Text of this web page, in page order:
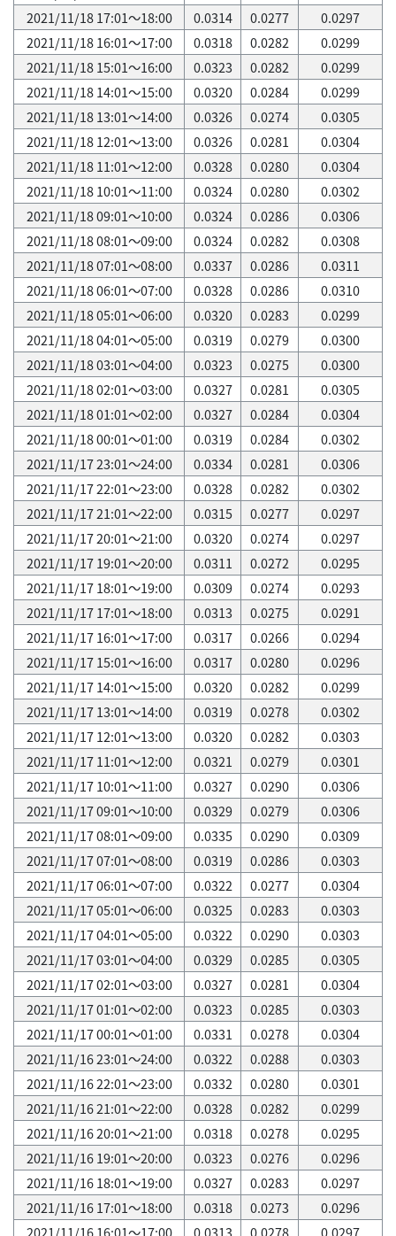
2021/11/18 17:01～18:00
0.0314 0.0277
0.0297
2021/11/18 16:01～17:00
0.0318 0.0282
0.0299
2021/11/18 15:01～16:00
0.0323 0.0282
0.0299
2021/11/18 14:01～15:00
0.0320 0.0284
0.0299
2021/11/18 13:01～14:00
0.0326 0.0274
0.0305
2021/11/18 12:01～13:00
0.0326 0.0281
0.0304
2021/11/18 11:01～12:00
0.0328 0.0280
0.0304
2021/11/18 10:01～11:00
0.0324 0.0280
0.0302
2021/11/18 09:01～10:00
0.0324 0.0286
0.0306
2021/11/18 08:01～09:00
0.0324 0.0282
0.0308
2021/11/18 07:01～08:00
0.0337 0.0286
0.0311
2021/11/18 06:01～07:00
0.0328 0.0286
0.0310
2021/11/18 05:01～06:00
0.0320 0.0283
0.0299
2021/11/18 04:01～05:00
0.0319 0.0279
0.0300
2021/11/18 03:01～04:00
0.0323 0.0275
0.0300
2021/11/18 02:01～03:00
0.0327 0.0281
0.0305
2021/11/18 01:01～02:00
0.0327 0.0284
0.0304
2021/11/18 00:01～01:00
0.0319 0.0284
0.0302
2021/11/17 23:01～24:00
0.0334 0.0281
0.0306
2021/11/17 22:01～23:00
0.0328 0.0282
0.0302
2021/11/17 21:01～22:00
0.0315 0.0277
0.0297
2021/11/17 20:01～21:00
0.0320 0.0274
0.0297
2021/11/17 19:01～20:00
0.0311 0.0272
0.0295
2021/11/17 18:01～19:00
0.0309 0.0274
0.0293
2021/11/17 17:01～18:00
0.0313 0.0275
0.0291
2021/11/17 16:01～17:00
0.0317 0.0266
0.0294
2021/11/17 15:01～16:00
0.0317 0.0280
0.0296
2021/11/17 14:01～15:00
0.0320 0.0282
0.0299
2021/11/17 13:01～14:00
0.0319 0.0278
0.0302
2021/11/17 12:01～13:00
0.0320 0.0282
0.0303
2021/11/17 11:01～12:00
0.0321 0.0279
0.0301
2021/11/17 10:01～11:00
0.0327 0.0290
0.0306
2021/11/17 09:01～10:00
0.0329 0.0279
0.0306
2021/11/17 08:01～09:00
0.0335 0.0290
0.0309
2021/11/17 07:01～08:00
0.0319 0.0286
0.0303
2021/11/17 06:01～07:00
0.0322 0.0277
0.0304
2021/11/17 05:01～06:00
0.0325 0.0283
0.0303
2021/11/17 04:01～05:00
0.0322 0.0290
0.0303
2021/11/17 03:01～04:00
0.0329 0.0285
0.0305
2021/11/17 02:01～03:00
0.0327 0.0281
0.0304
2021/11/17 01:01～02:00
0.0323 0.0285
0.0303
2021/11/17 00:01～01:00
0.0331 0.0278
0.0304
2021/11/16 23:01～24:00
0.0322 0.0288
0.0303
2021/11/16 22:01～23:00
0.0332 0.0280
0.0301
2021/11/16 21:01～22:00
0.0328 0.0282
0.0299
2021/11/16 20:01～21:00
0.0318 0.0278
0.0295
2021/11/16 19:01～20:00
0.0323 0.0276
0.0296
2021/11/16 18:01～19:00
0.0327 0.0283
0.0297
2021/11/16 17:01～18:00
0.0318 0.0273
0.0296
2021/11/16 16:01～17:00
0.0313 0.0278
0.0297